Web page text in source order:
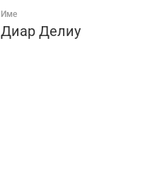
Име
Диар Делиу